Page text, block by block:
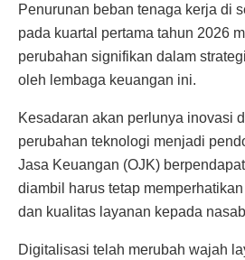
Penurunan beban tenaga kerja di
pada kuartal pertama tahun 2026
perubahan signifikan dalam
oleh lembaga keuangan ini.
Kesadaran akan perlunya inovasi
perubahan teknologi menjadi
Jasa Keuangan (OJK)
diambil harus tetap
dan kualitas layanan kepada
Digitalisasi telah merubah wajah